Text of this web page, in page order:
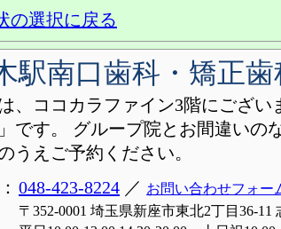
の選択に戻る
駅南口歯科・矯正歯
、ココカラファイン3階にござ
です。 グループ院とお間違いの
うえご予約ください。
048-423-8224 ／ お問い合わせフォー
〒352-0001 埼玉県新座市東北2丁目36-11